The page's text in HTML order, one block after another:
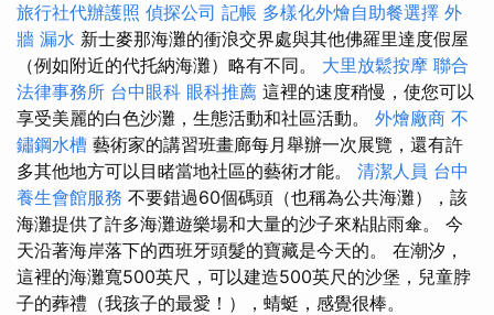
旅行社代辦護照 偵探公司 記帳 多樣化外燴自助餐選擇 外
牆 漏水 新士麥那海灘的衝浪交界處與其他佛羅里達度假屋
（例如附近的代托納海灘）略有不同。 大里放鬆按摩 聯合
法律事務所 台中眼科 眼科推薦 這裡的速度稍慢，使您可以
享受美麗的白色沙灘，生態活動和社區活動。 外燴廠商 不
鏽鋼水槽 藝術家的講習班畫廊每月舉辦一次展覽，還有許
多其他地方可以目睹當地社區的藝術才能。 清潔人員 台中
養生會館服務 不要錯過60個碼頭（也稱為公共海灘），該
海灘提供了許多海灘遊樂場和大量的沙子來粘貼雨傘。 今
天沿著海岸落下的西班牙頭髮的寶藏是今天的。 在潮汐，
這裡的海灘寬500英尺，可以建造500英尺的沙堡，兒童脖
子的葬禮（我孩子的最愛！），蜻蜓，感覺很棒。